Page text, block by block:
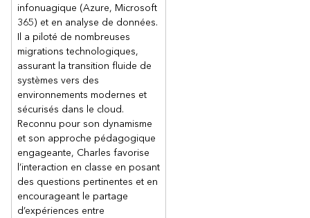
infonuagique (Azure, Microsoft
365) et en analyse de données.
Il a piloté de nombreuses
migrations technologiques,
assurant la transition fluide de
systèmes vers des
environnements modernes et
sécurisés dans le cloud.
Reconnu pour son dynamisme
et son approche pédagogique
engageante, Charles favorise
l’interaction en classe en posant
des questions pertinentes et en
encourageant le partage
d’expériences entre